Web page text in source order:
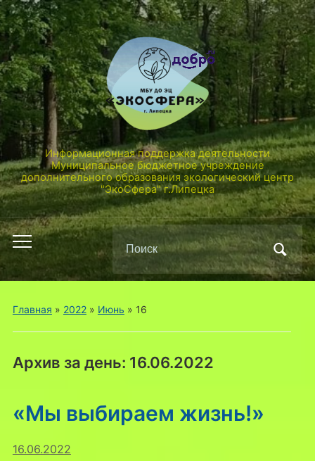
Информационная поддержка деятельности
Муниципальное бюджетное учреждение
дополнительного образования экологический центр
"ЭкоСфера" г.Липецка
Переключить
мобильное
меню
Поиск
по:
Главная » 2022» Июнь » 16
Архив за день: 16.06.2022
«Мы выбираем жизнь!»
16.06.2022